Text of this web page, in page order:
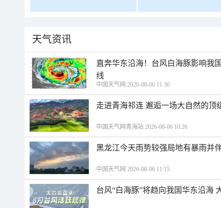
天气资讯
直奔华东沿海！台风白海豚影响我
线
中国天气网 2026-08-06 11:30
走进青海祁连 邂逅一场大自然的顶
中国天气网青海站 2026-08-06 10:26
黑龙江今天雨势较强局地有暴雨并
中国天气网 2026-08-06 11:15
台风“白海豚”将趋向我国华东沿海